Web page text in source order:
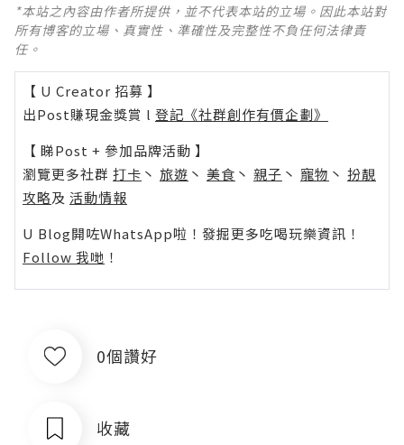
*本站之內容由作者所提供，並不代表本站的立場。因此本站對
所有博客的立場、真實性、準確性及完整性不負任何法律責
任。
【 U Creator 招募 】
出Post賺現金獎賞 l 登記《社群創作有價企劃》
【 睇Post + 參加品牌活動 】
瀏覽更多社群 打卡 丶 旅遊 丶 美食 丶 親子 丶 寵物 丶 扮靚
攻略及 活動情報
U Blog開咗WhatsApp啦！發掘更多吃喝玩樂資訊！
Follow 我哋 ！
0個讚好
收藏